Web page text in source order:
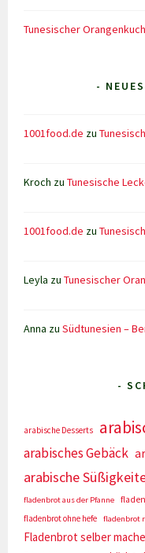
Tunesischer
-
1001food.de zu
Kroch zuTunesische
1001food.de zu
Leyla zuTunesischer
Anna zuSüdtunesien –
-
arabische Desserts
arabisches Gebäck
arabische
fladenbrot aus der Pfanne
fladenbrot ohne hefe
fladenbrot
Fladenbrot selber